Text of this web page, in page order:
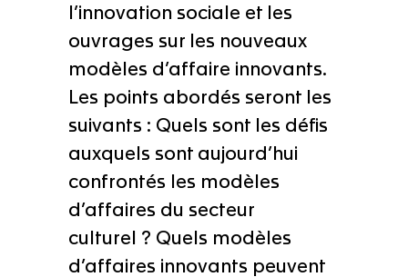
l’innovation sociale et les
ouvrages sur les nouveaux
modèles d’affaire innovants.
Les points abordés seront les
suivants : Quels sont les défis
auxquels sont aujourd’hui
confrontés les modèles
d’affaires du secteur
culturel ? Quels modèles
d’affaires innovants peuvent